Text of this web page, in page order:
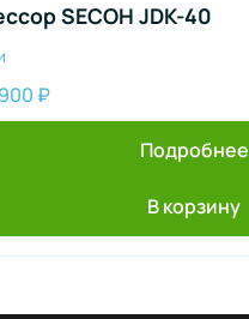
SECOH JDK-40
₽
Подробнее
В корзину